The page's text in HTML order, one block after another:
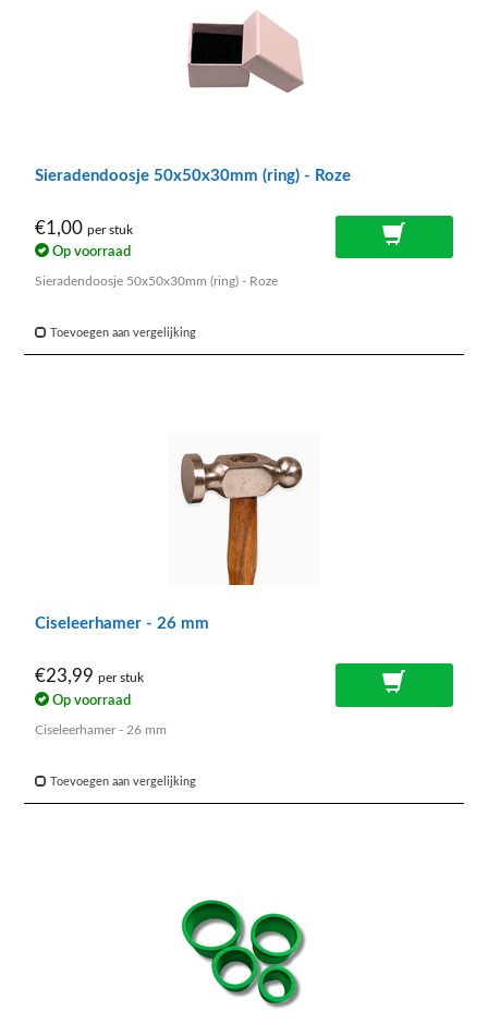
Sieradendoosje 50x50x30mm (ring) - Roze
€1,00 per stuk
Op voorraad
Sieradendoosje 50x50x30mm (ring) - Roze
Toevoegen aan vergelijking
Ciseleerhamer - 26 mm
€23,99 per stuk
Op voorraad
Ciseleerhamer - 26 mm
Toevoegen aan vergelijking